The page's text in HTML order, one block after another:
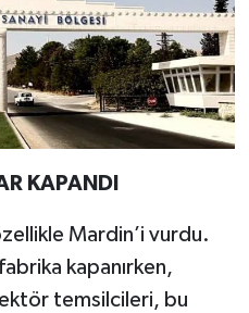
KAPANDI
Mardin’i vurdu.
kapanırken,
temsilcileri, bu